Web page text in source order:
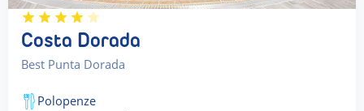
Costa Dorada
Best Punta Dorada
Polopenze